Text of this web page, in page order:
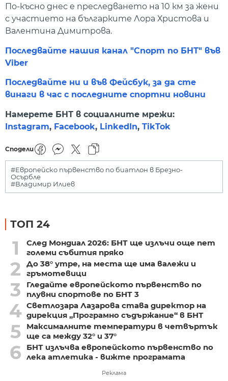
По-късно днес е преследването на 10 км за жени
с участието на българките Лора Христова и
Валентина Димитрова.
Последвайте нашия канал "Спорт по БНТ" във
Viber
Последвайте ни и във Фейсбук, за да сте
винаги в час с последните спортни новини
Намерете БНТ в социалните мрежи:
Instagram, Facebook, LinkedIn, TikTok
Сподели
#Европейско първенство по биатлон в Брезно-
Осърбле
#Владимир Илиев
ТОП 24
1
След Мондиал 2026: БНТ ще излъчи още пет
големи събития пряко
2
До 38° утре, на места ще има валежи и
гръмотевици
3
Гледайте европейското първенство по
плувни спортове по БНТ 3
4 Светлозара Лазарова става директор на
дирекция „Програмно съдържание“ в БНТ
5
Максималните температури в четвъртък
ще са между 32° и 37°
6
БНТ излъчва европейското първенство по
лека атлетика - вижте програмата
Реклама